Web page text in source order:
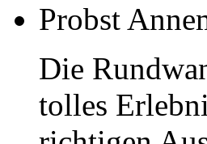
Probst
Die
tolles